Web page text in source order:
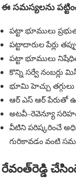
ఈ సమస్యలను
పట్టా భూములు
పట్టాదారుల పేర్లు
పట్టా భూములు
కొన్ని సర్వే నంబర్లు
భూమి హెచ్చు
ఆర్ ఎస్ ఆర్ పేరుతో
అటవీ–రెవెన్యూ
వీటిని పరిష్కరించే
గురికావడం వంటి
రేవంత్‌రెడ్డి